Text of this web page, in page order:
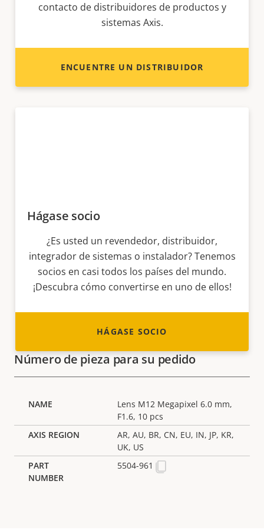
contacto de distribuidores de productos y
sistemas Axis.
ENCUENTRE UN DISTRIBUIDOR
Hágase socio
¿Es usted un revendedor, distribuidor,
integrador de sistemas o instalador? Tenemos
socios en casi todos los países del mundo.
¡Descubra cómo convertirse en uno de ellos!
HÁGASE SOCIO
Número de pieza para su pedido
Lens M12 Megapixel 6.0 mm,
F1.6, 10 pcs
AR, AU, BR, CN, EU, IN, JP, KR,
UK, US
5504-961